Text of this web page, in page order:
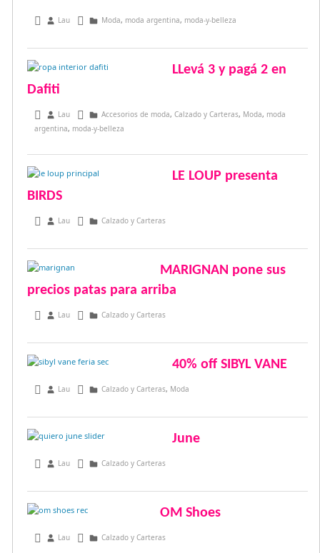
agosto 23, 2014
Lau Moda, moda argentina, moda-y-belleza
LLevá 3 y pagá 2 en
Dafiti
enero 27, 2014
Lau Accesorios de moda, Calzado y Carteras, Moda, moda
argentina, moda-y-belleza
LE LOUP presenta
BIRDS
octubre 3, 2013
Lau Calzado y Carteras
MARIGNAN pone sus
precios patas para arriba
julio 20, 2013
Lau Calzado y Carteras
40% off SIBYL VANE
julio 12, 2013
Lau Calzado y Carteras, Moda
June
julio 4, 2013
Lau Calzado y Carteras
OM Shoes
julio 1, 2013
Lau Calzado y Carteras